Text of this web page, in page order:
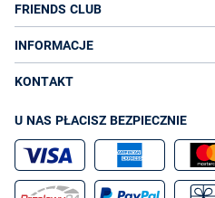
FRIENDS CLUB
INFORMACJE
KONTAKT
U NAS PŁACISZ BEZPIECZNIE